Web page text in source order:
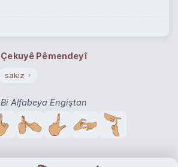
Çekuyê Pêmendeyî
sakız ›
Bi Alfabeya Engiştan